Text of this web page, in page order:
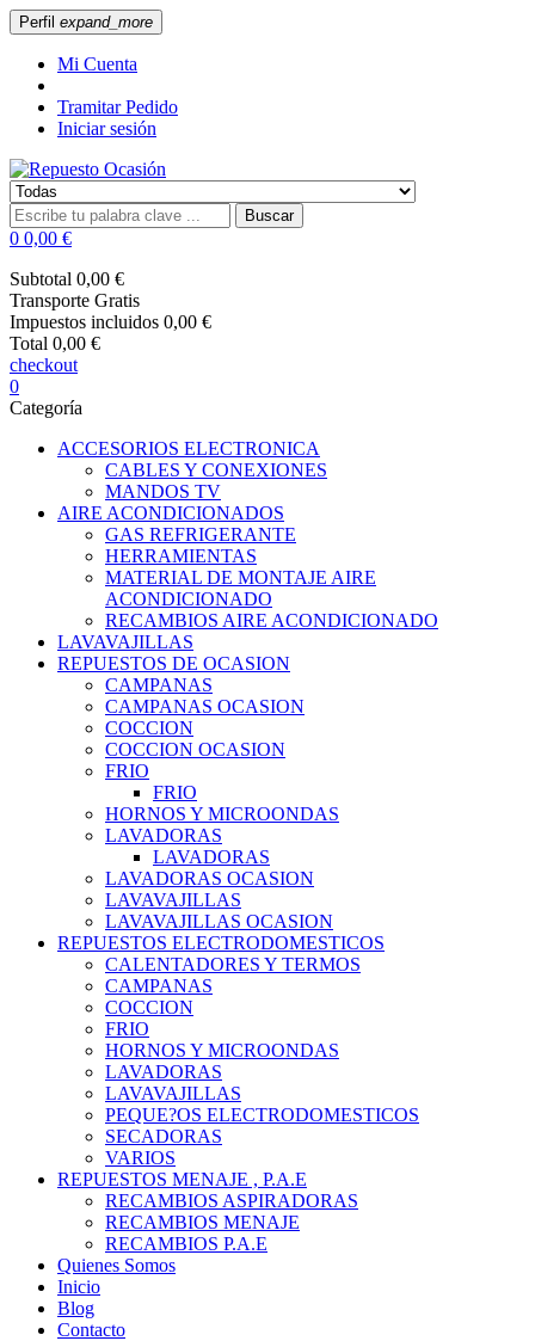
Perfil expand_more
Mi Cuenta
Tramitar Pedido
Iniciar sesión
Buscar
0 0,00 €
Subtotal 0,00 €
Transporte Gratis
Impuestos incluidos 0,00 €
Total 0,00 €
checkout
0
Categoría
ACCESORIOS ELECTRONICA
CABLES Y CONEXIONES
MANDOS TV
AIRE ACONDICIONADOS
GAS REFRIGERANTE
HERRAMIENTAS
MATERIAL DE MONTAJE AIRE
ACONDICIONADO
RECAMBIOS AIRE ACONDICIONADO
LAVAVAJILLAS
REPUESTOS DE OCASION
CAMPANAS
CAMPANAS OCASION
COCCION
COCCION OCASION
FRIO
FRIO
HORNOS Y MICROONDAS
LAVADORAS
LAVADORAS
LAVADORAS OCASION
LAVAVAJILLAS
LAVAVAJILLAS OCASION
REPUESTOS ELECTRODOMESTICOS
CALENTADORES Y TERMOS
CAMPANAS
COCCION
FRIO
HORNOS Y MICROONDAS
LAVADORAS
LAVAVAJILLAS
PEQUE?OS ELECTRODOMESTICOS
SECADORAS
VARIOS
REPUESTOS MENAJE , P.A.E
RECAMBIOS ASPIRADORAS
RECAMBIOS MENAJE
RECAMBIOS P.A.E
Quienes Somos
Inicio
Blog
Contacto